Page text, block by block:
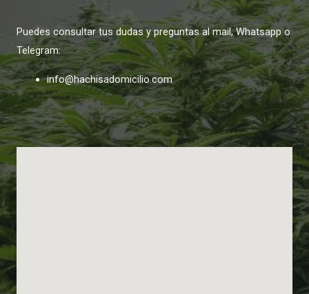
Puedes consultar tus dudas y preguntas al mail, Whatsapp o
Telegram:
info@hachisadomicilio.com